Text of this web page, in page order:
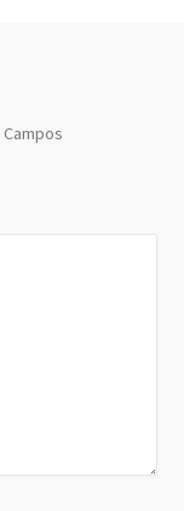
Campos